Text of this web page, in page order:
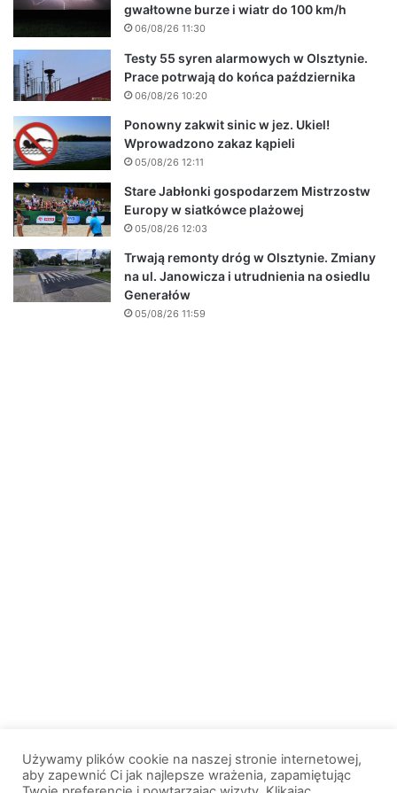
gwałtowne burze i wiatr do 100 km/h
06/08/26 11:30
Testy 55 syren alarmowych w Olsztynie.
Prace potrwają do końca października
06/08/26 10:20
Ponowny zakwit sinic w jez. Ukiel!
Wprowadzono zakaz kąpieli
05/08/26 12:11
Stare Jabłonki gospodarzem Mistrzostw
Europy w siatkówce plażowej
05/08/26 12:03
Trwają remonty dróg w Olsztynie. Zmiany
na ul. Janowicza i utrudnienia na osiedlu
Generałów
05/08/26 11:59
Używamy plików cookie na naszej stronie internetowej,
aby zapewnić Ci jak najlepsze wrażenia, zapamiętując